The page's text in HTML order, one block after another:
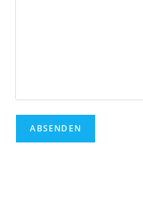
ABSENDEN